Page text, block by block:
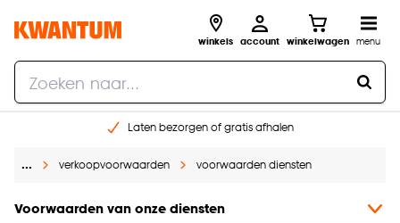
winkels account winkelwagen menu
Laten bezorgen of gratis afhalen
Gratis raam advies en opmeten aan huis
… verkoopvoorwaarden voorwaarden diensten
Voorwaarden van onze diensten